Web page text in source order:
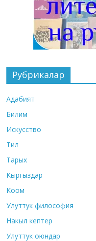
Рубрикалар
Адабият
Билим
Искусство
Тил
Тарых
Кыргыздар
Коом
Улуттук философия
Накыл кептер
Улуттук оюндар